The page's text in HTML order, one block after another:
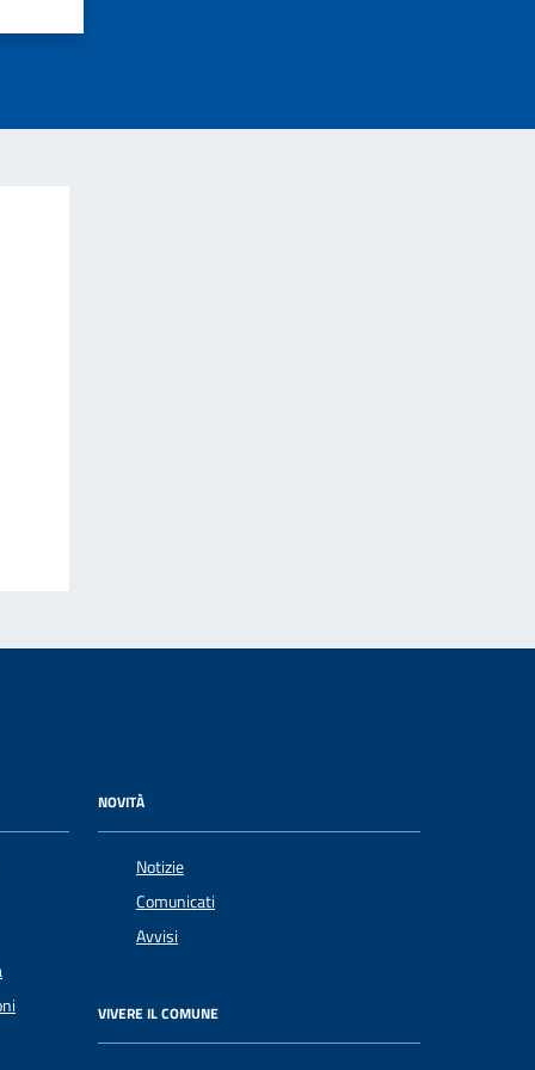
NOVITÀ
Notizie
Comunicati
Avvisi
VIVERE IL COMUNE